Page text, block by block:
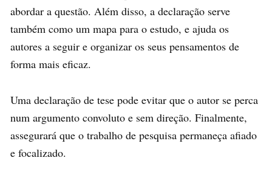
abordar a questão. Além disso, a declaração serve
também como um mapa para o estudo, e ajuda os
autores a seguir e organizar os seus pensamentos de
forma mais eficaz.
Uma declaração de tese pode evitar que o autor se perca
num argumento convoluto e sem direção. Finalmente,
assegurará que o trabalho de pesquisa permaneça afiado
e focalizado.